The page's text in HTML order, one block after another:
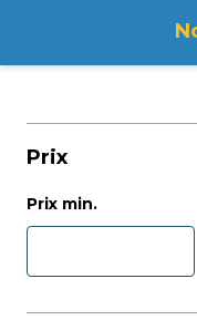
Prix
Prix min.